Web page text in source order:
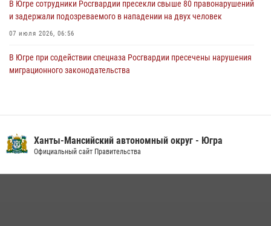
В Югре сотрудники Росгвардии пресекли свыше 80 правонарушений
и задержали подозреваемого в нападении на двух человек
07 июля 2026, 06:56
В Югре при содействии спецназа Росгвардии пресечены нарушения
миграционного законодательства
16 июля 2026, 04:54 4
Ханты-Мансийский автономный округ - Югра
Официальный сайт Правительства